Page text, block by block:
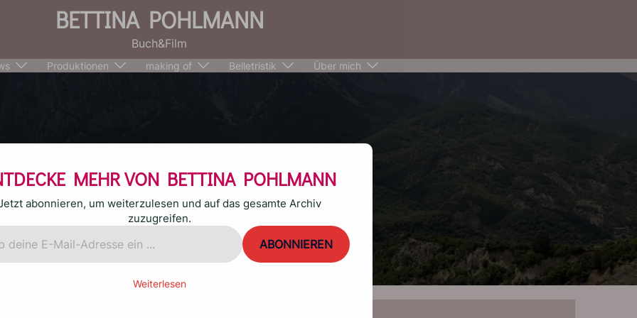
BETTINA POHLMANN
Buch&Film
Produktionen making of Belletristik Über mich
MEHR VON BETTINA POHLMANN
abonnieren, um weiterzulesen und auf das gesamte Archiv
zuzugreifen.
ABONNIEREN
Weiterlesen